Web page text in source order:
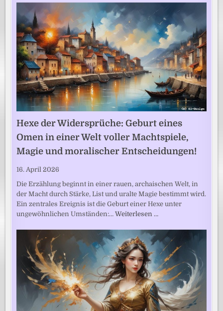
Hexe der Widersprüche: Geburt eines
Omen in einer Welt voller Machtspiele,
Magie und moralischer Entscheidungen!
16. April 2026
Die Erzählung beginnt in einer rauen, archaischen Welt, in
der Macht durch Stärke, List und uralte Magie bestimmt wird.
Ein zentrales Ereignis ist die Geburt einer Hexe unter
ungewöhnlichen Umständen:…Weiterlesen …